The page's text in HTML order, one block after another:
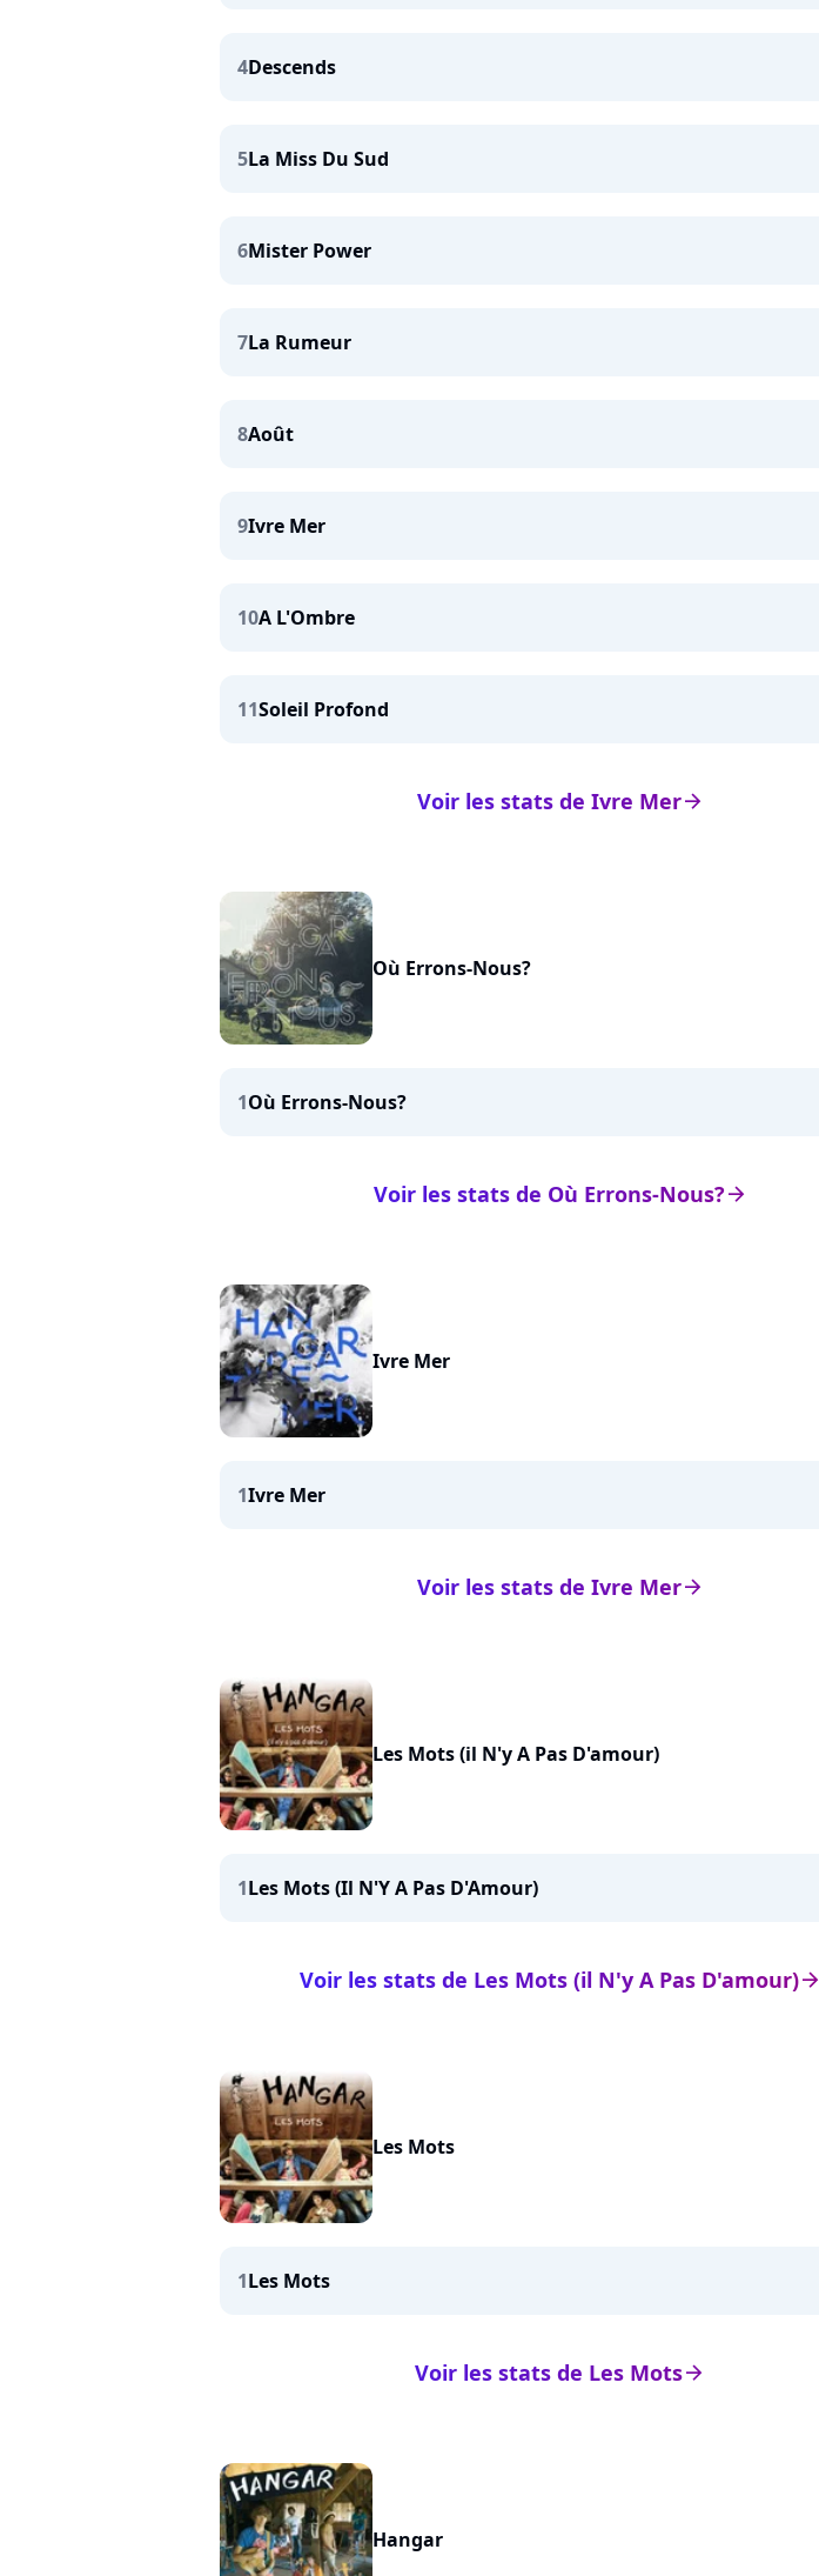
4Descends
5La Miss Du Sud
6Mister Power
7La Rumeur
8Août
9Ivre Mer
10A L'Ombre
11Soleil Profond
arrow_right
Voir les stats de Ivre Mer
Où Errons-Nous?
1Où Errons-Nous?
arrow_right
Voir les stats de Où Errons-Nous?
Ivre Mer
1Ivre Mer
arrow_right
Voir les stats de Ivre Mer
Les Mots (il N'y A Pas D'amour)
1Les Mots (Il N'Y A Pas D'Amour)
arrow_right
Voir les stats de Les Mots (il N'y A Pas D'amour)
Les Mots
1Les Mots
arrow_right
Voir les stats de Les Mots
Hangar